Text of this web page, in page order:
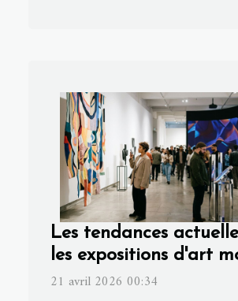
Les tendances
les expositions d'art
21 avril 2026 00:34